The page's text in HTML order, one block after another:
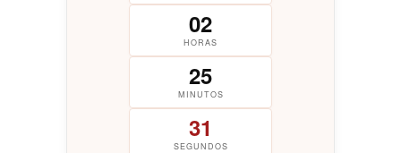
02
HORAS
25
MINUTOS
32
SEGUNDOS